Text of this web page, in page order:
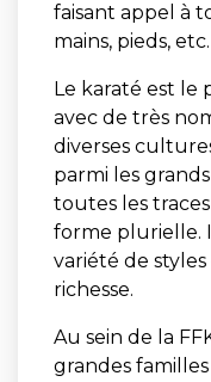
faisant appel à
mains, pieds, etc.
Le karaté est le
avec de très
diverses
parmi les
toutes les
forme plurielle.
variété de
richesse.
Au sein de la
grandes